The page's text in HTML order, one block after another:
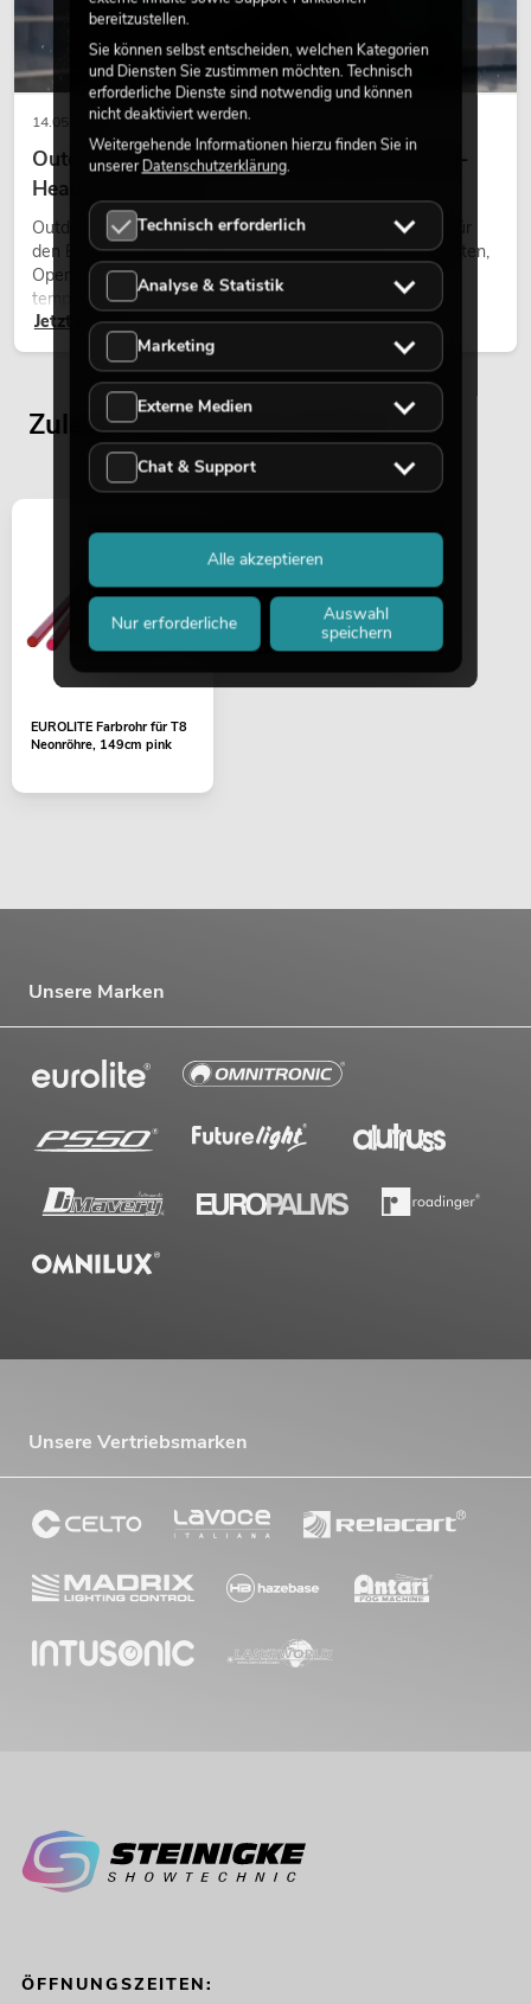
14.05.2026
Outdoor Moving-Heads: Wetterfeste Moving-
Heads bei Events
Outdoor Moving-Heads sind bewegliche Scheinwerfer für
den Einsatz im Freien. Sie werden bei Festivals, Stadtfesten,
Open-Air-Konzerten, Architekturinszenierungen und
temporären Außeninstallationen eingesetzt.
Jetzt lesen
Zuletzt angesehene Artikel
EUROLITE Farbrohr für T8
Neonröhre, 149cm pink
Unsere Marken
Unsere Vertriebsmarken
ÖFFNUNGSZEITEN:
bereitzustellen.
Sie können selbst entscheiden, welchen Kategorien
und Diensten Sie zustimmen möchten. Technisch
erforderliche Dienste sind notwendig und können
nicht deaktiviert werden.
Weitergehende Informationen hierzu finden Sie in
unsererDatenschutzerklärung.
Technisch erforderlich
Analyse & Statistik
Marketing
Externe Medien
Chat & Support
Nur erforderliche
Auswahl
speichern
Alle akzeptieren